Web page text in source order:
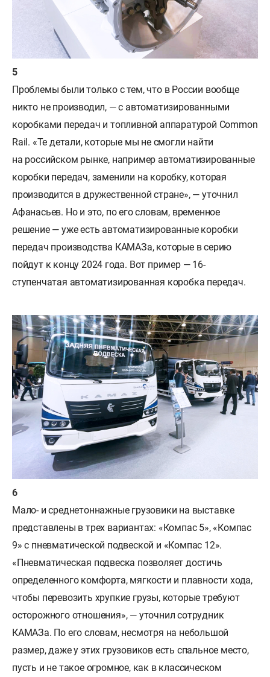
Проблемы были только с тем, что в России вообще
никто не производил, — с автоматизированными
коробками передач и топливной аппаратурой Common
Rail. «Те детали, которые мы не смогли найти
на российском рынке, например автоматизированные
коробки передач, заменили на коробку, которая
производится в дружественной стране», — уточнил
Афанасьев. Но и это, по его словам, временное
решение — уже есть автоматизированные коробки
передач производства КАМАЗа, которые в серию
пойдут к концу 2024 года. Вот пример — 16-
ступенчатая автоматизированная коробка передач.
Мало- и среднетоннажные грузовики на выставке
представлены в трех вариантах: «Компас 5», «Компас
9» с пневматической подвеской и «Компас 12».
«Пневматическая подвеска позволяет достичь
определенного комфорта, мягкости и плавности хода,
чтобы перевозить хрупкие грузы, которые требуют
осторожного отношения», — уточнил сотрудник
КАМАЗа. По его словам, несмотря на небольшой
размер, даже у этих грузовиков есть спальное место,
пусть и не такое огромное, как в классическом